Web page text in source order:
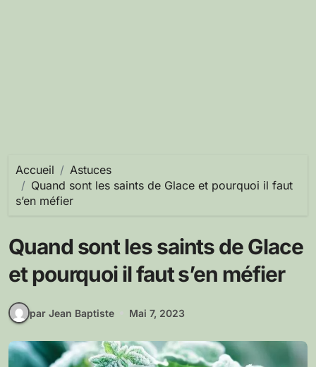
Accueil
Astuces
Quand sont les saints de Glace et pourquoi il faut
s’en méfier
Quand sont les saints de Glace
et pourquoi il faut s’en méfier
par Jean Baptiste Mai 7, 2023